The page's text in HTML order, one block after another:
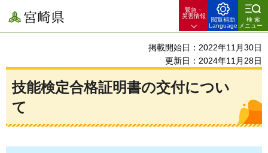
宮崎県
緊急・
災害情報
閲覧補助
Language
検索
メニュー
掲載開始日：2022年11月30日
更新日：2024年11月28日
技能検定合格証明書の交付につい
て